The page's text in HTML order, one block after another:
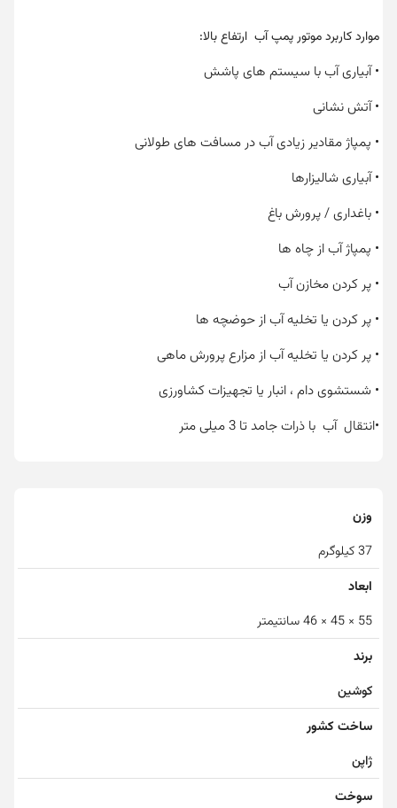
موارد کاربرد موتور پمپ آب ارتفاع بالا:
• آبیاری آب با سیستم های پاشش
• آتش نشانی
• پمپاژ مقادیر زیادی آب در مسافت های طولانی
• آبیاری شالیزارها
• باغداری / پرورش باغ
• پمپاژ آب از چاه ها
• پر کردن مخازن آب
• پر کردن یا تخلیه آب از حوضچه ها
• پر کردن یا تخلیه آب از مزارع پرورش ماهی
• شستشوی دام ، انبار یا تجهیزات کشاورزی
•انتقال آب با ذرات جامد تا 3 میلی متر
وزن
37 کیلوگرم
ابعاد
55 × 45 × 46 سانتیمتر
برند
کوشین
ساخت کشور
ژاپن
سوخت